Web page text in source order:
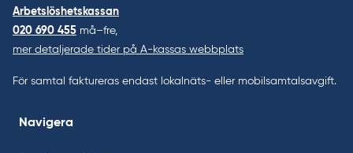
Arbetslöshetskassan
020 690 455 må–fre,
mer detaljerade tider på A-kassas webbplats
För samtal faktureras endast lokalnäts- eller mobilsamtalsavgift.
Navigera